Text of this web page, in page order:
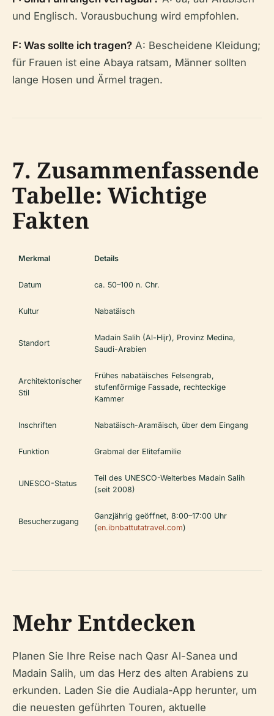
und Englisch. Vorausbuchung wird empfohlen.
F: Was sollte ich tragen? A: Bescheidene Kleidung;
für Frauen ist eine Abaya ratsam, Männer sollten
lange Hosen und Ärmel tragen.
7. Zusammenfassende
Tabelle: Wichtige
Fakten
Merkmal Details
Datum ca. 50–100 n. Chr.
Kultur Nabatäisch
Standort
Madain Salih (Al-Hijr), Provinz Medina,
Saudi-Arabien
Architektonischer
Stil
Frühes nabatäisches Felsengrab,
stufenförmige Fassade, rechteckige
Kammer
Inschriften Nabatäisch-Aramäisch, über dem Eingang
Funktion Grabmal der Elitefamilie
UNESCO-Status
Teil des UNESCO-Welterbes Madain Salih
(seit 2008)
Besucherzugang
Ganzjährig geöffnet, 8:00–17:00 Uhr
(en.ibnbattutatravel.com)
Mehr Entdecken
Planen Sie Ihre Reise nach Qasr Al-Sanea und
Madain Salih, um das Herz des alten Arabiens zu
erkunden. Laden Sie die Audiala-App herunter, um
die neuesten geführten Touren, aktuelle